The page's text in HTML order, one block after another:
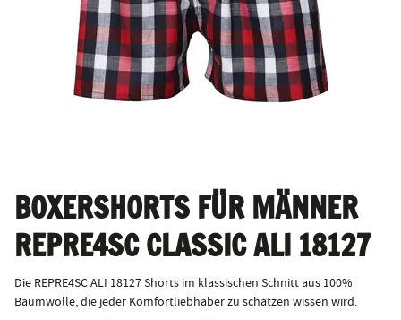
BOXERSHORTS FÜR MÄNNER
REPRE4SC CLASSIC ALI 18127
Die REPRE4SC ALI 18127 Shorts im klassischen Schnitt aus 100%
Baumwolle, die jeder Komfortliebhaber zu schätzen wissen wird.